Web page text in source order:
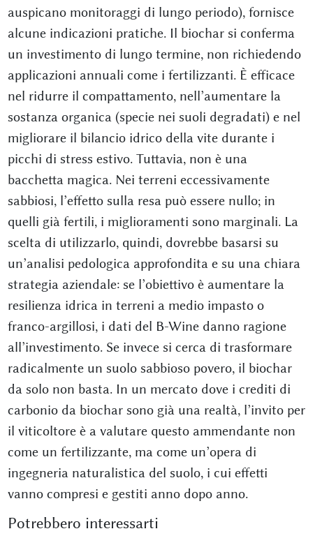
auspicano monitoraggi di lungo periodo), fornisce
alcune indicazioni pratiche. Il biochar si conferma
un investimento di lungo termine, non richiedendo
applicazioni annuali come i fertilizzanti. È efficace
nel ridurre il compattamento, nell’aumentare la
sostanza organica (specie nei suoli degradati) e nel
migliorare il bilancio idrico della vite durante i
picchi di stress estivo. Tuttavia, non è una
bacchetta magica. Nei terreni eccessivamente
sabbiosi, l’effetto sulla resa può essere nullo; in
quelli già fertili, i miglioramenti sono marginali. La
scelta di utilizzarlo, quindi, dovrebbe basarsi su
un’analisi pedologica approfondita e su una chiara
strategia aziendale: se l’obiettivo è aumentare la
resilienza idrica in terreni a medio impasto o
franco-argillosi, i dati del B-Wine danno ragione
all’investimento. Se invece si cerca di trasformare
radicalmente un suolo sabbioso povero, il biochar
da solo non basta. In un mercato dove i crediti di
carbonio da biochar sono già una realtà, l’invito per
il viticoltore è a valutare questo ammendante non
come un fertilizzante, ma come un’opera di
ingegneria naturalistica del suolo, i cui effetti
vanno compresi e gestiti anno dopo anno.
Potrebbero interessarti